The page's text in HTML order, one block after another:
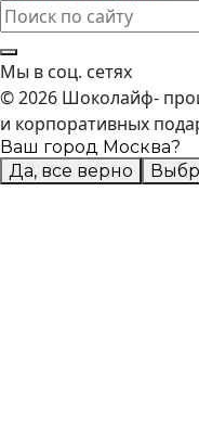
Мы в соц. сетях
© 2026 Шоколайф-
и корпоративных